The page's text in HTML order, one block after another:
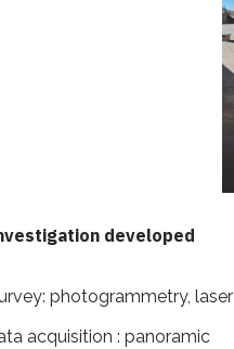
developed
photogrammetry,
acquisition : panoramic